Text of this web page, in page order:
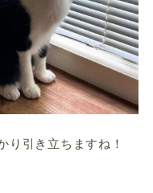
り引き立ちますね！